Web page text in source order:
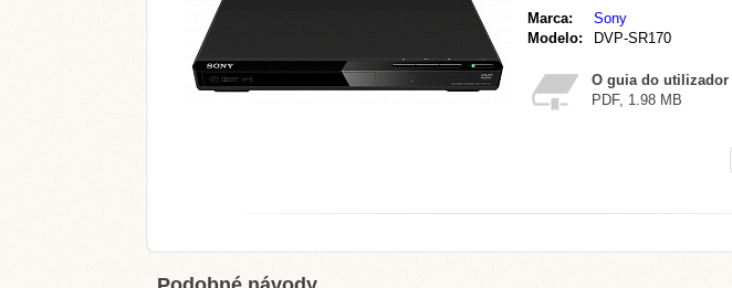
Marca:
Sony
Modelo:
DVP-SR170
O guia do utilizador
PDF, 1.98 MB